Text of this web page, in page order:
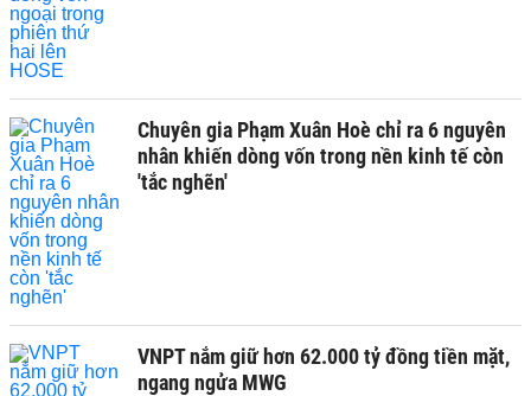
Chuyên gia Phạm Xuân Hoè chỉ ra 6 nguyên
nhân khiến dòng vốn trong nền kinh tế còn
'tắc nghẽn'
VNPT nắm giữ hơn 62.000 tỷ đồng tiền mặt,
ngang ngửa MWG